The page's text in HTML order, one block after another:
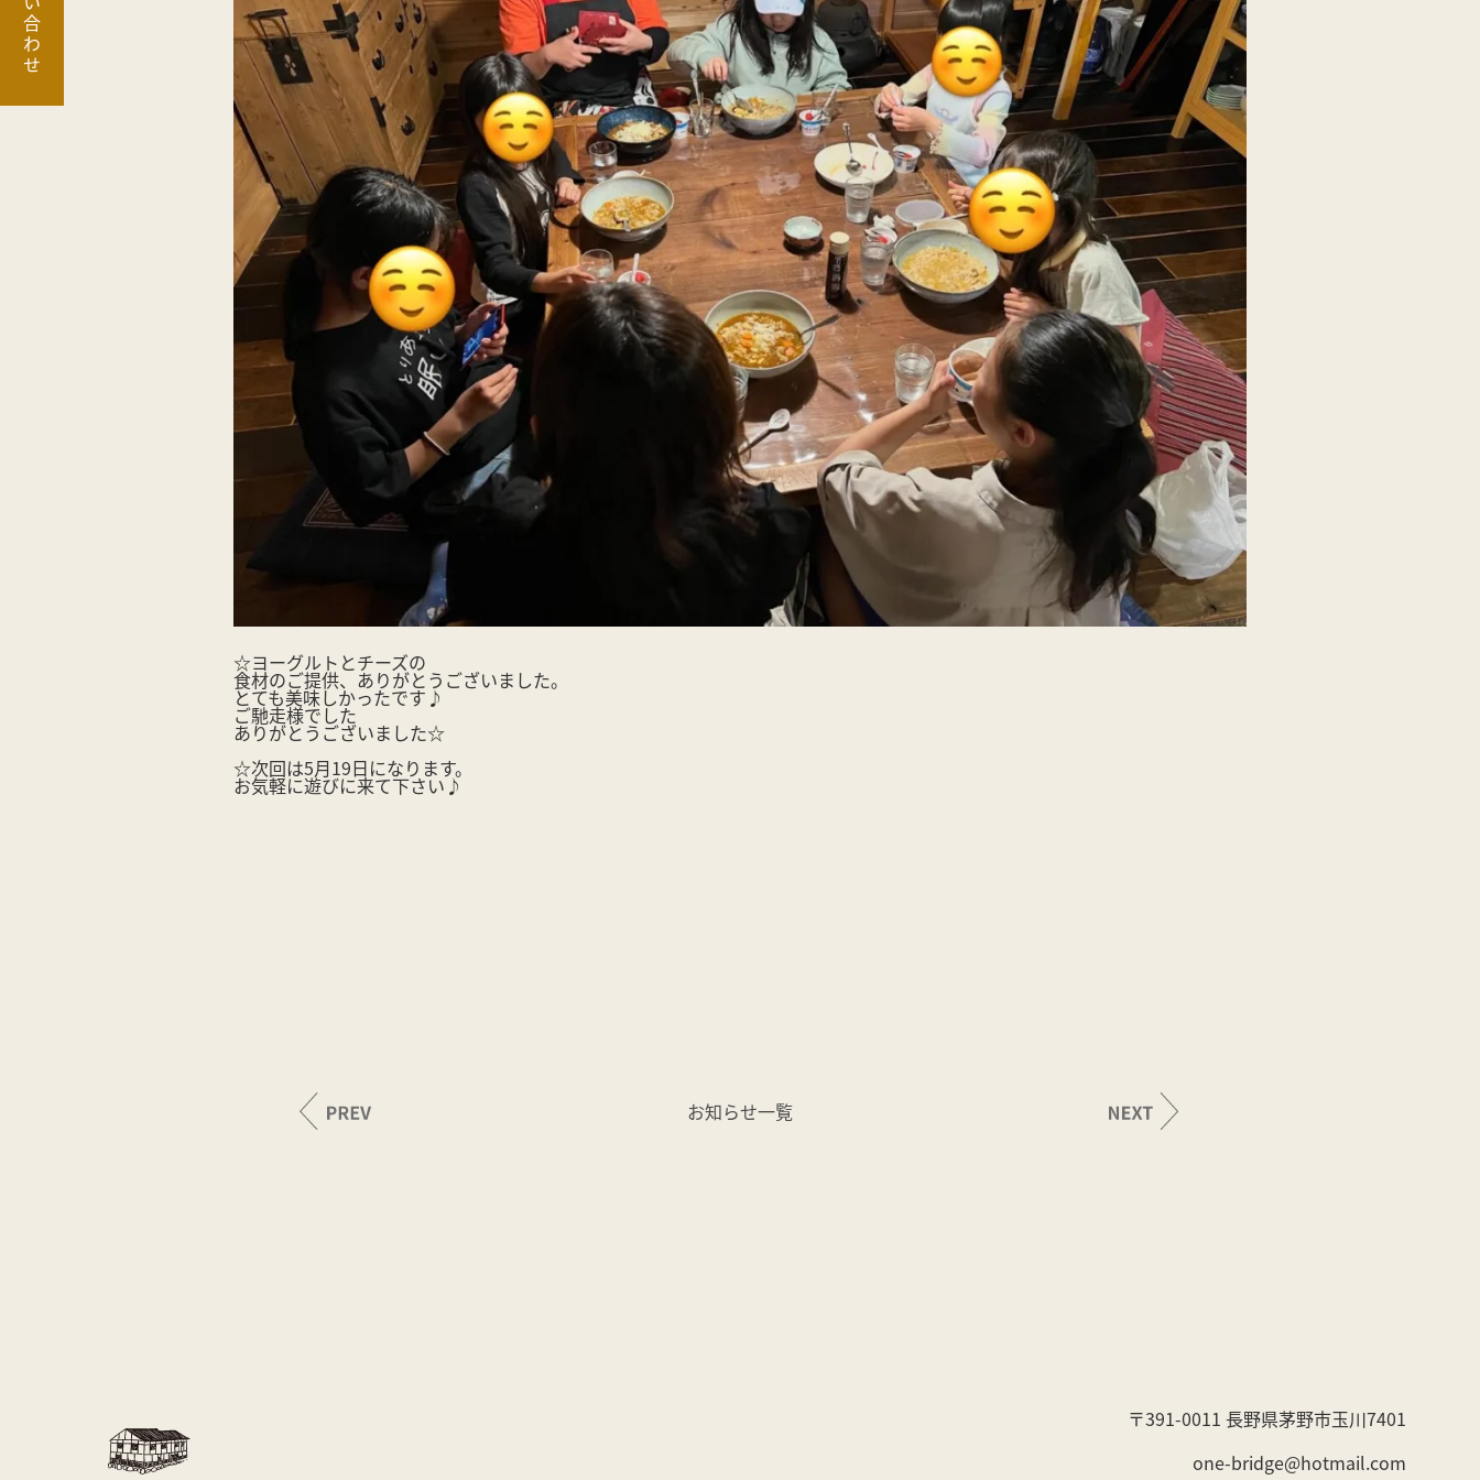
☆ヨーグルトとチーズの
食材のご提供、ありがとうございました。
とても美味しかったです♪
ご馳走様でした
ありがとうございました☆
☆次回は5月19日になります。
お気軽に遊びに来て下さい♪
お知らせ一覧
〒391-0011 長野県茅野市玉川7401
one-bridge@hotmail.com